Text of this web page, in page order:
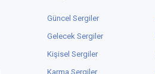
Güncel Sergiler
Gelecek Sergiler
Kişisel Sergiler
Karma Sergiler